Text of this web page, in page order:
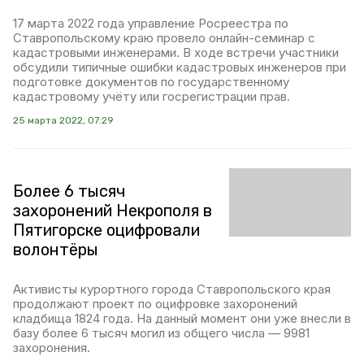
17 марта 2022 года управление Росреестра по
Ставропольскому краю провело онлайн-семинар с
кадастровыми инженерами. В ходе встречи участники
обсудили типичные ошибки кадастровых инженеров при
подготовке документов по государственному
кадастровому учёту или госрегистрации прав.
25 марта 2022, 07:29
Более 6 тысяч
захоронений Некрополя в
Пятигорске оцифровали
волонтёры
Активисты курортного города Ставропольского края
продолжают проект по оцифровке захоронений
кладбища 1824 года. На данный момент они уже внесли в
базу более 6 тысяч могил из общего числа — 9981
захоронения.